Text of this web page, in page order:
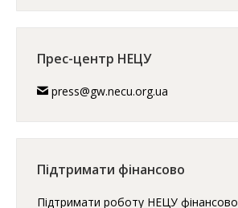
Прес-центр НЕЦУ
press@gw.necu.org.ua
Підтримати фінансово
Підтримати роботу НЕЦУ фінансово